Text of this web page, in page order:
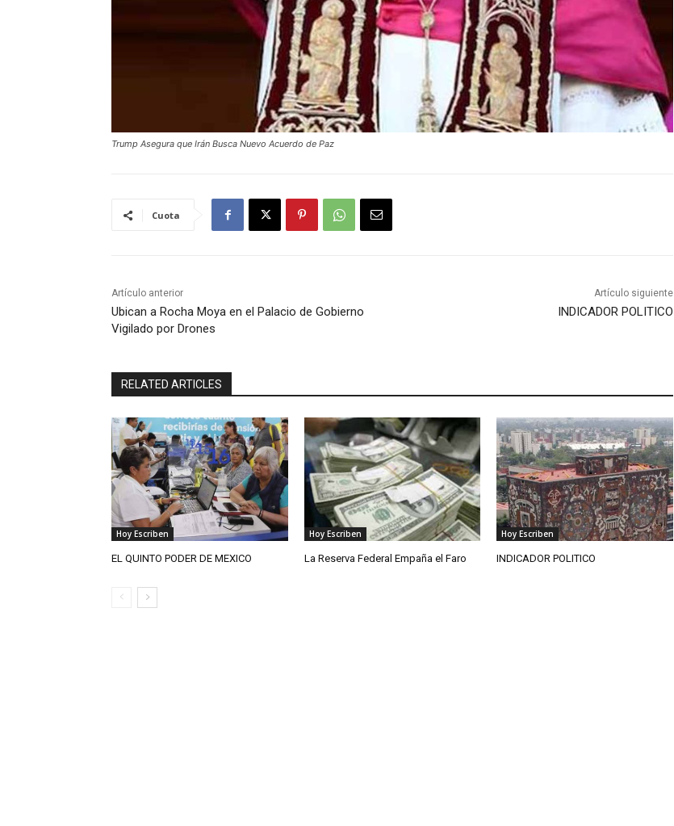
Trump Asegura que Irán Busca Nuevo Acuerdo de Paz
Cuota
Artículo anterior
Ubican a Rocha Moya en el Palacio de Gobierno
Vigilado por Drones
Artículo siguiente
INDICADOR POLITICO
RELATED ARTICLES
Hoy Escriben
EL QUINTO PODER DE MEXICO
Hoy Escriben
La Reserva Federal Empaña el Faro
Hoy Escriben
INDICADOR POLITICO